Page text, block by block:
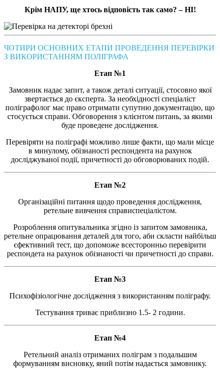
Крім НАПУ, ще хтось відповість так само? – НІ!
ЧОТИРИ ОСНОВНИХ ЕТАПИ ПРОВЕДЕННЯ ПЕРЕВІРКИ
З ВИКОРИСТАННЯМ ПОЛІГРАФА
Етап №1
Замовник надає запит, а також деталі ситуації, стосовно якої
звертається до єксперта. За необхідності спеціаліст
поліграфолог має право отримати супутню документацію, що
стосується справи. Обговорення з клієнтом питань, за якими
буде проведене дослідження.
Перевіряти на поліграфі можливо лише факти, що мали місце
в минулому, обізнаності респондента на рахунок
досліджуваної події, причетності до обговорюваних подій.
Етап №2
Організаційні питання щодо проведення дослідження,
ретельне вивчення справиспеціалістом.
Розроблення опитувальника згідно із запитом замовника,
ретельне опрацювання деталей для того, аби скласти найбільш
єфективний тест, що допоможе всесторонньо перевірити
респондета на рахунок обізнаності чи причетності до справи.
Етап №3
Психофізіологічне дослідження з використанням поліграфу.
Тестування триває приблизно 1.5- 2 години.
Етап №4
Ретельний аналіз отриманих поліграм з подальшим
формуванням висновку, яний потім надається замовнику.